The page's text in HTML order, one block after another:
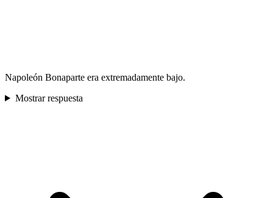
Napoleón Bonaparte era extremadamente bajo.
Mostrar respuesta